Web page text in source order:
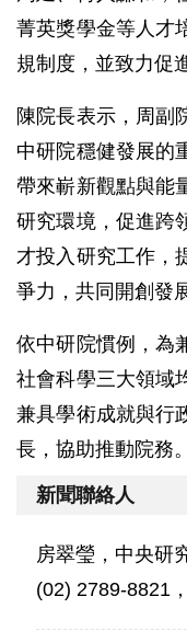
菁英獎學金等人才
規制度，並致力促
陳院長表示，周副
中研院穩健發展的
帶來嶄新觀點與能
研究環境，促進跨
才投入研究工作，
爭力，共同開創發
依中研院慣例，為
社會科學三大領域
兼具學術成就與行
長，協助推動院務。
新聞聯絡人
房翠瑩，中央研
(02) 2789-8821